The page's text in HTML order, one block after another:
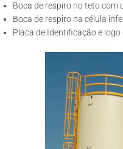
Boca de respiro no teto com
Boca de respiro na célula
Placa de Identificação e